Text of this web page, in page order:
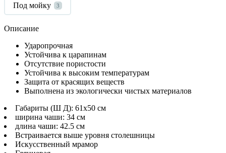
Под мойку 3
Описание
Ударопрочная
Устойчива к царапинам
Отсутствие пористости
Устойчива к высоким температурам
Защита от красящих веществ
Выполнена из экологически чистых материалов
Габариты (Ш Д): 61x50 см
ширина чаши: 34 см
длина чаши: 42.5 см
Встраивается выше уровня столешницы
Искусственный мрамор